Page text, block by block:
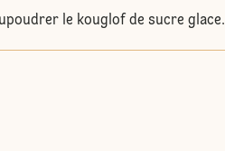
le kouglof de sucre glace.